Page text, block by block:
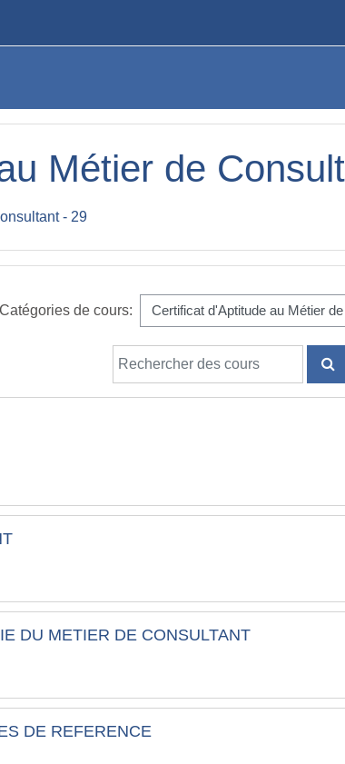
Métier de
- 29
Catégories de cours:
Rechercher des cours
DU METIER DE CONSULTANT
DE REFERENCE